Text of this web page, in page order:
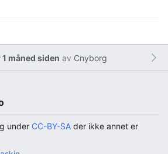
måned siden av Cnyborg
under CC-BY-SA der ikke annet er